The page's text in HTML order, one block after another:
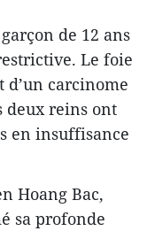
de 12 ans
Le foie
carcinome
deux reins ont
en insuffisance
Hoang Bac,
sa profonde